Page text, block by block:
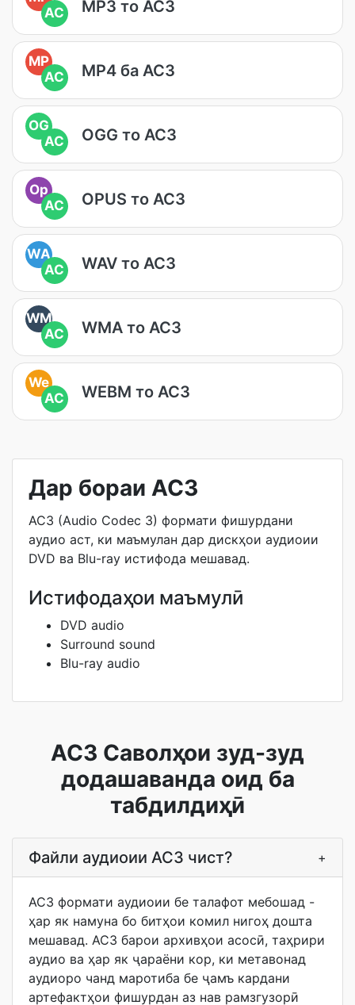
AC
MP3 то AC3
MP
AC
MP4 ба AC3
OG
AC
OGG то AC3
Op
AC
OPUS то AC3
WA
AC
WAV то AC3
WM
AC
WMA то AC3
We
AC
WEBM то AC3
Дар бораи AC3
AC3 (Audio Codec 3) формати фишурдани
аудио аст, ки маъмулан дар дискҳои аудиоии
DVD ва Blu-ray истифода мешавад.
Истифодаҳои маъмулӣ
DVD audio
Surround sound
Blu-ray audio
AC3 Саволҳои зуд-зуд
додашаванда оид ба
табдилдиҳӣ
Файли аудиоии AC3 чист? +
AC3 формати аудиоии бе талафот мебошад -
ҳар як намуна бо битҳои комил нигоҳ дошта
мешавад. AC3 барои архивҳои асосӣ, таҳрири
аудио ва ҳар як ҷараёни кор, ки метавонад
аудиоро чанд маротиба бе ҷамъ кардани
артефактҳои фишурдан аз нав рамзгузорӣ